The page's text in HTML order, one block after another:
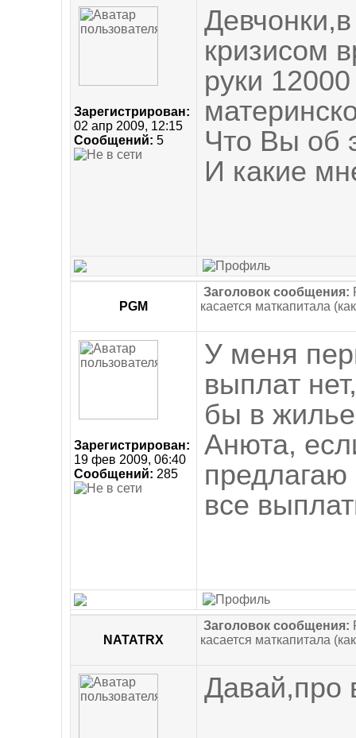
Зарегистрирован:
02 апр 2009, 12:15
Сообщений: 5
кризисом
руки
Что Вы об
И какие
PGM
Заголовок сообщения:
касается маткапитала
Зарегистрирован:
19 фев 2009, 06:40
Сообщений: 285
У меня
выплат
бы в
Анюта,
все
NATATRX
Заголовок сообщения:
касается маткапитала
Давай,про